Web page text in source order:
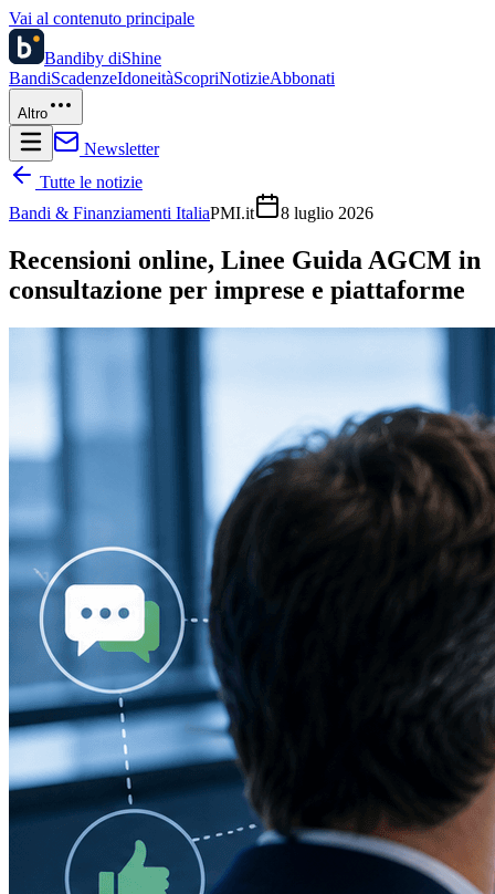
Vai al contenuto principale
Bandiby diShine
BandiScadenzeIdoneitàScopriNotizieAbbonati
Altro
Newsletter
Tutte le notizie
Bandi & Finanziamenti ItaliaPMI.it 8 luglio 2026
Recensioni online, Linee Guida AGCM in
consultazione per imprese e piattaforme